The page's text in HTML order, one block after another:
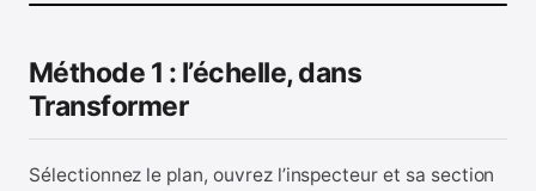
Méthode 1 : l’échelle, dans
Transformer
Sélectionnez le plan, ouvrez l’inspecteur et sa section